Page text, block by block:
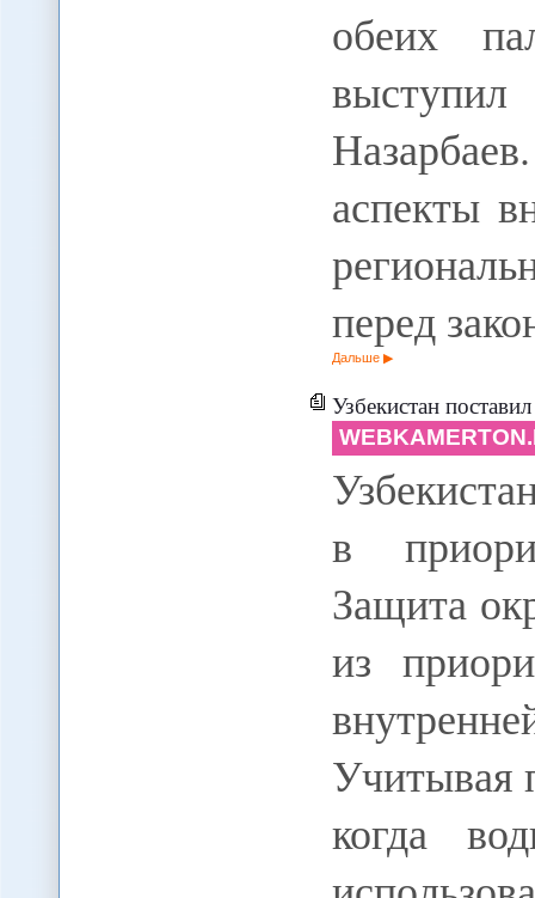
обеих
аспекты
перед
Дальше
Узбекистан
в
Защита
из
Учитывая
когда